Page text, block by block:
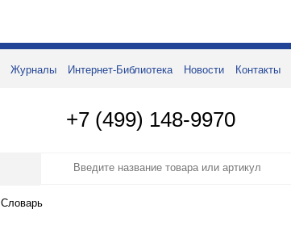
Журналы Интернет-Библиотека Новости Контакты
+7 (499) 148-9970
Словарь